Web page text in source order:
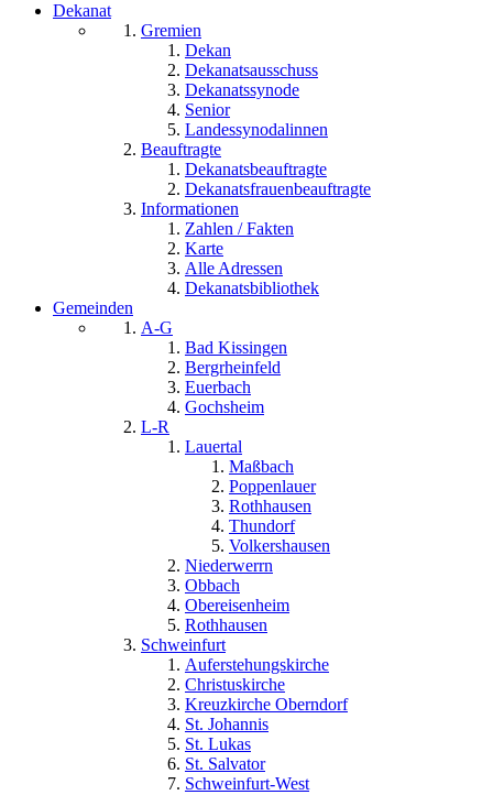
Dekanat
Gremien
Dekan
Dekanatsausschuss
Dekanatssynode
Senior
Landessynodalinnen
Beauftragte
Dekanatsbeauftragte
Dekanatsfrauenbeauftragte
Informationen
Zahlen / Fakten
Karte
Alle Adressen
Dekanatsbibliothek
Gemeinden
A-G
Bad Kissingen
Bergrheinfeld
Euerbach
Gochsheim
L-R
Lauertal
Maßbach
Poppenlauer
Rothhausen
Thundorf
Volkershausen
Niederwerrn
Obbach
Obereisenheim
Rothhausen
Schweinfurt
Auferstehungskirche
Christuskirche
Kreuzkirche Oberndorf
St. Johannis
St. Lukas
St. Salvator
Schweinfurt-West